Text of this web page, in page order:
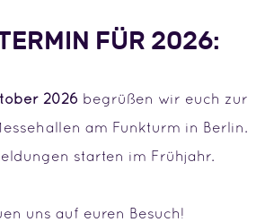
FÜR 2026:
2026 begrüßen wir euch zur
am Funkturm in Berlin.
starten im Frühjahr.
uns auf euren Besuch!